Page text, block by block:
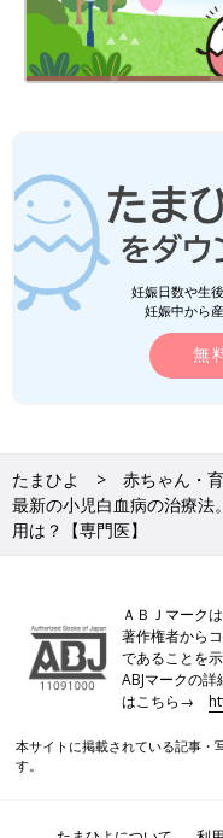
法後、担当医からその後
ングがいいのではないか
築いてほしいと思います。
取材・文／東裕美、ひよ
お話・監修／富澤大輔先
【医
泣き
赤ちゃ
小児白血病を克服するに
し、医師と力を合わせて
妊娠日数や生
妊娠中から
無
たまひよ 赤ちゃん・
最新の小児白血病の治療法
用は？【専門医】
ＡＢＪマーク
著作権者から
であることを
ABJマークの
はこちら→
本サイトに掲載されている記事・
す。